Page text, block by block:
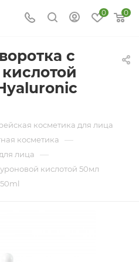
0 0
с
косметика для лица
косметика —
лица —
кислотой 50мл